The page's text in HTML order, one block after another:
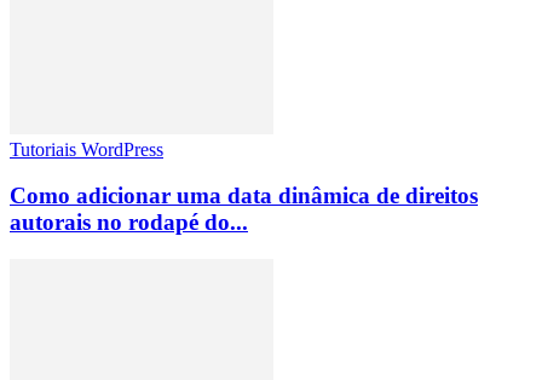
Tutoriais WordPress
Como adicionar uma data dinâmica de direitos
autorais no rodapé do...